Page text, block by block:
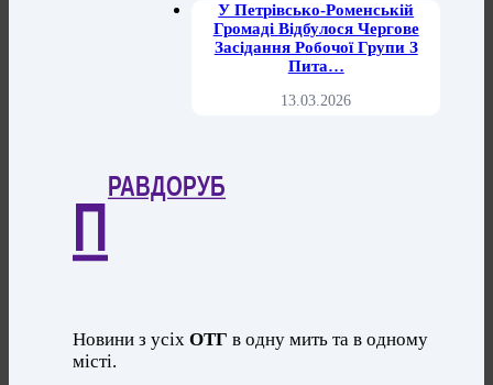
У Петрівсько-Роменській
Громаді Відбулося Чергове
Засідання Робочої Групи З
Пита…
13.03.2026
П
РАВДОРУБ
Новини з усіхОТГ в одну мить та в одному
місті.